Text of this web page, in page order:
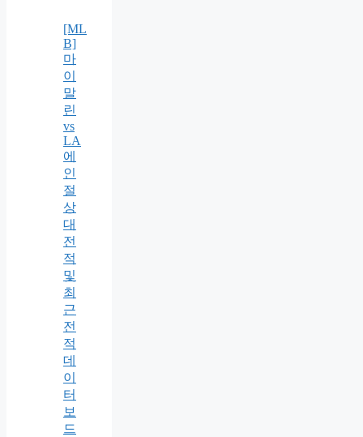
[ML
B]
마
이
말
린
vs
LA
에
인
절
상
대
전
적
및
최
근
전
적
데
이
터
보
드